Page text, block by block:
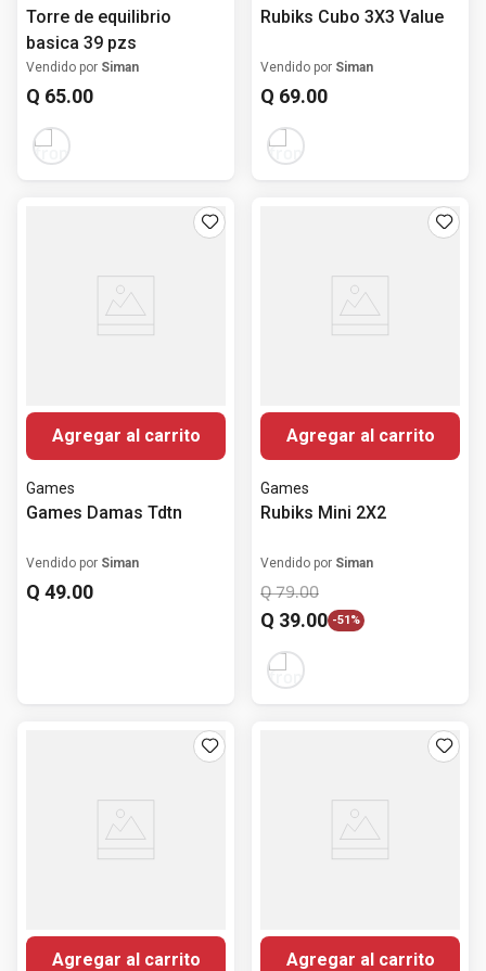
Torre de equilibrio
basica 39 pzs
Vendido por Siman
Q 65.00
Rubiks Cubo 3X3 Value
Vendido por Siman
Q 69.00
Agregar al carrito
Games
Games Damas Tdtn
Vendido por Siman
Q 49.00
Agregar al carrito
Games
Rubiks Mini 2X2
Vendido por Siman
Q 79.00
Q 39.00 -51%
Agregar al carrito Agregar al carrito